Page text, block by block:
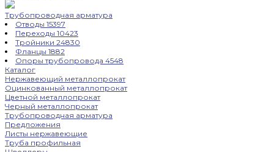
Трубопроводная арматура
Отводы 15397
Переходы 10423
Тройники 24830
Фланцы 1882
Опоры трубопровода 4548
Каталог
Нержавеющий металлопрокат
Оцинкованный металлопрокат
Цветной металлопрокат
Черный металлопрокат
Трубопроводная арматура
Предложения
Листы нержавеющие
Труба профильная